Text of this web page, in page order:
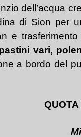
dell’acqua
di Sion per
e
vari,
a bordo del